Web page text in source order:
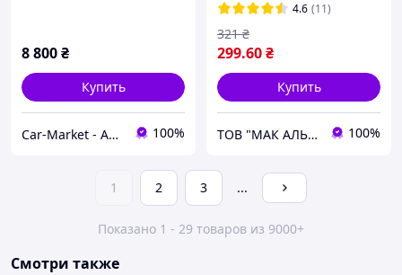
8 800₴
Купить
Car-Market - Авто-Свет 100%
4.6 (11)
299.60₴
321 ₴
Купить
ТОВ "МАК АЛЬЯНС" 100%
1 2 3 ...
Показано 1 - 29 товаров из 9000+
Смотри также